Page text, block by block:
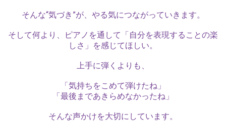
そんな“気づき”が、やる気につながっていきます。
そして何より、ピアノを通して「自分を表現することの楽
しさ」を感じてほしい。
上手に弾くよりも、
「気持ちをこめて弾けたね」
「最後まであきらめなかったね」
そんな声かけを大切にしています。